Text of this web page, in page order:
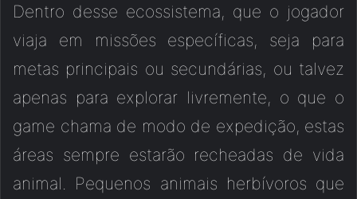
Dentro desse ecossistema, que o jogador
viaja em missões específicas, seja para
metas principais ou secundárias, ou talvez
apenas para explorar livremente, o que o
game chama de modo de expedição, estas
áreas sempre estarão recheadas de vida
animal. Pequenos animais herbívoros que